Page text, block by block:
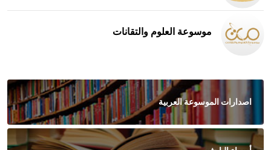
موسوعة العلوم والتقانات
اصدارات الموسوعة العربية